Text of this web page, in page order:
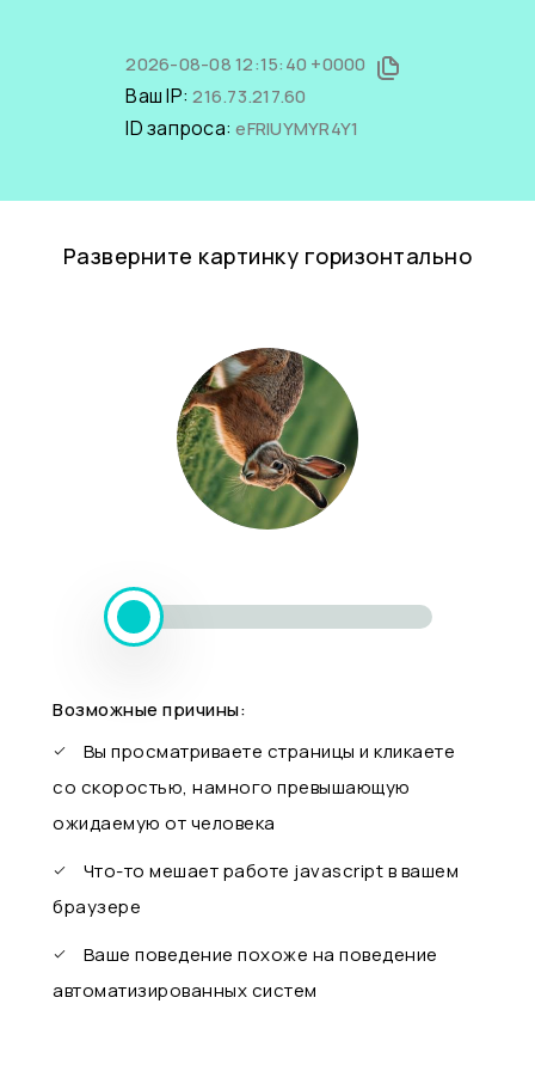
2026-08-08 12:15:40 +0000
Ваш IP:216.73.217.60
ID запроса:eFRlUYMYR4Y1
Разверните картинку горизонтально
Возможные причины:
Вы просматриваете страницы и кликаете
со скоростью, намного превышающую
ожидаемую от человека
Что-то мешает работе javascript в вашем
браузере
Ваше поведение похоже на поведение
автоматизированных систем